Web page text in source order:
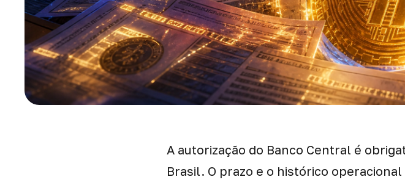
A autorização do Banco Central é
Brasil. O prazo e o histórico